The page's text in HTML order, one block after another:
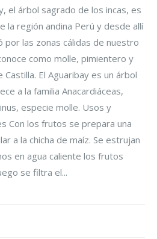
el árbol sagrado de los incas, es
la región andina Perú y desde allí
por las zonas cálidas de nuestro
como molle, pimientero y
Castilla. El Aguaribay es un árbol
a la familia Anacardiáceas,
especie molle. Usos y
Con los frutos se prepara una
a la chicha de maíz. Se estrujan
en agua caliente los frutos
se filtra el...